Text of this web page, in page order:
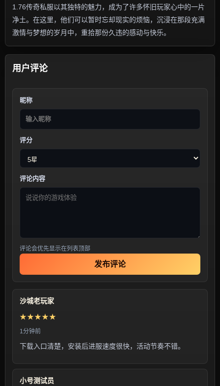
1.76传奇私服以其独特的魅力，成为了许多怀旧玩家心中的一片
净土。在这里，他们可以暂时忘却现实的烦恼，沉浸在那段充满
激情与梦想的岁月中，重拾那份久违的感动与快乐。
用户评论
昵称
评分
评论内容
评论会优先显示在列表顶部
发布评论
沙城老玩家
★★★★★
1分钟前
下载入口清楚，安装后进服速度很快，活动节奏不错。
小号测试员